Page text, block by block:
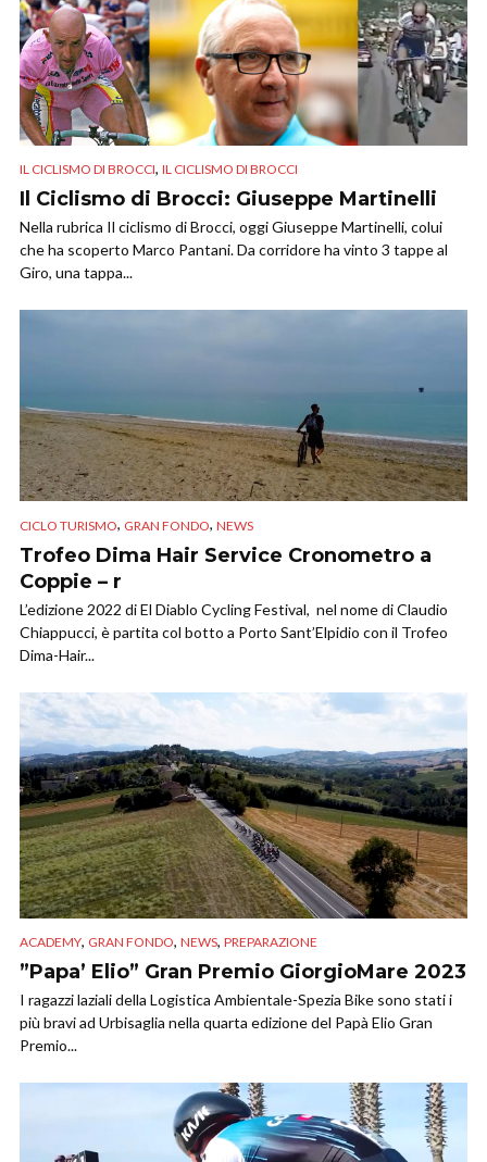
IL CICLISMO DI BROCCI, IL CICLISMO DI BROCCI
Il Ciclismo di Brocci: Giuseppe Martinelli
Nella rubrica Il ciclismo di Brocci, oggi Giuseppe Martinelli, colui
che ha scoperto Marco Pantani. Da corridore ha vinto 3 tappe al
Giro, una tappa...
CICLO TURISMO, GRAN FONDO, NEWS
Trofeo Dima Hair Service Cronometro a
Coppie – r
L’edizione 2022 di El Diablo Cycling Festival, nel nome di Claudio
Chiappucci, è partita col botto a Porto Sant’Elpidio con il Trofeo
Dima-Hair...
ACADEMY, GRAN FONDO, NEWS, PREPARAZIONE
”Papa’ Elio” Gran Premio GiorgioMare 2023
I ragazzi laziali della Logistica Ambientale-Spezia Bike sono stati i
più bravi ad Urbisaglia nella quarta edizione del Papà Elio Gran
Premio...